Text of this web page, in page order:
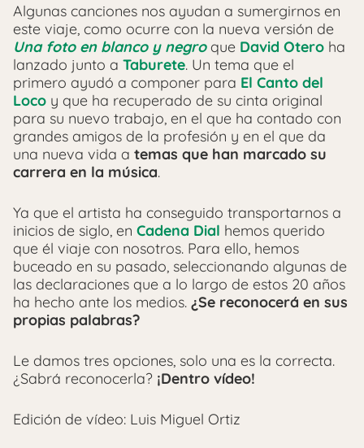
Algunas canciones nos ayudan a sumergirnos en
este viaje, como ocurre con la nueva versión de
Una foto en blanco y negroque David Otero ha
lanzado junto a Taburete. Un tema que el
primero ayudó a componer para El Canto del
Loco y que ha recuperado de su cinta original
para su nuevo trabajo, en el que ha contado con
grandes amigos de la profesión y en el que da
una nueva vida a temas que han marcado su
carrera en la música.
Ya que el artista ha conseguido transportarnos a
inicios de siglo, en Cadena Dial hemos querido
que él viaje con nosotros. Para ello, hemos
buceado en su pasado, seleccionando algunas de
las declaraciones que a lo largo de estos 20 años
ha hecho ante los medios. ¿Se reconocerá en sus
propias palabras?
Le damos tres opciones, solo una es la correcta.
¿Sabrá reconocerla? ¡Dentro vídeo!
Edición de vídeo: Luis Miguel Ortiz